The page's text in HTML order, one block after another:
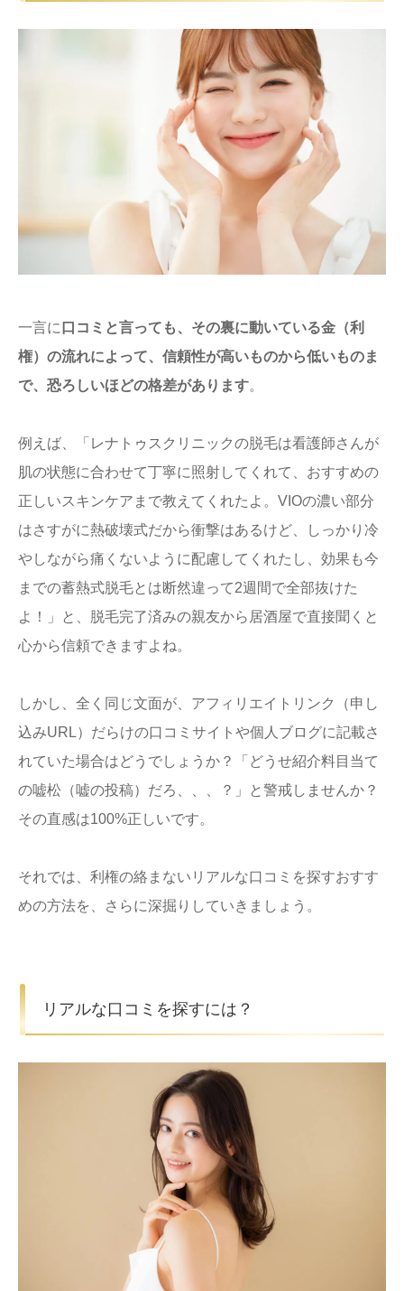
一言に 口コミと言っても、その裏に動いている金（利
権）の流れによって、信頼性が高いものから低いものま
で、恐ろしいほどの格差があります。
例えば、「レナトゥスクリニックの脱毛は看護師さんが
肌の状態に合わせて丁寧に照射してくれて、おすすめの
正しいスキンケアまで教えてくれたよ。VIOの濃い部分
はさすがに熱破壊式だから衝撃はあるけど、しっかり冷
やしながら痛くないように配慮してくれたし、効果も今
までの蓄熱式脱毛とは断然違って2週間で全部抜けた
よ！」と、脱毛完了済みの親友から居酒屋で直接聞くと
心から信頼できますよね。
しかし、全く同じ文面が、アフィリエイトリンク（申し
込みURL）だらけの口コミサイトや個人ブログに記載さ
れていた場合はどうでしょうか？「どうせ紹介料目当て
の嘘松（嘘の投稿）だろ、、、？」と警戒しませんか？
その直感は100%正しいです。
それでは、利権の絡まないリアルな口コミを探すおすす
めの方法を、さらに深掘りしていきましょう。
リアルな口コミを探すには？